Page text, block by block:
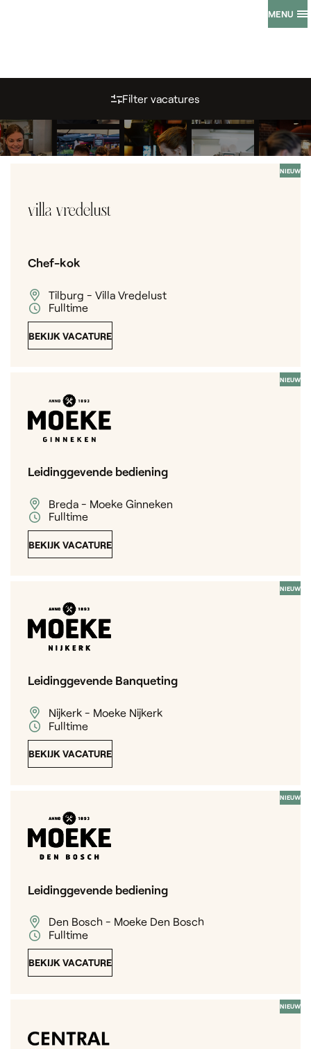
MENU
Filter vacatures
Zoekresultaten ()
NIEUW
Chef-kok
Tilburg - Villa Vredelust
Fulltime
BEKIJK VACATURE
NIEUW
Leidinggevende bediening
Breda - Moeke Ginneken
Fulltime
BEKIJK VACATURE
NIEUW
Leidinggevende Banqueting
Nijkerk - Moeke Nijkerk
Fulltime
BEKIJK VACATURE
NIEUW
Leidinggevende bediening
Den Bosch - Moeke Den Bosch
Fulltime
BEKIJK VACATURE
NIEUW